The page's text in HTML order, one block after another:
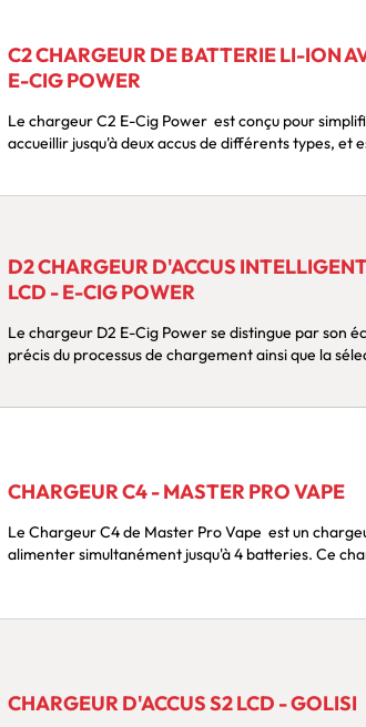
C2 CHARGEUR DE BATTERIE LI-ION
E-CIG POWER
Le chargeur C2 E-Cig Power est conçu pour simplifier votre expérience. Il peut
accueillir jusqu'à deux accus de différents types, et
D2 CHARGEUR D'ACCUS
LCD - E-CIG POWER
Le chargeur D2 E-Cig Power se distingue par son écran LCD, permettant un suivi
précis du processus de chargement ainsi que la
CHARGEUR C4 - MASTER PRO VAPE
Le Chargeur C4 de Master Pro Vape est un chargeur simple et efficace pouvant
alimenter
CHARGEUR D'ACCUS S2 LCD - GOLISI